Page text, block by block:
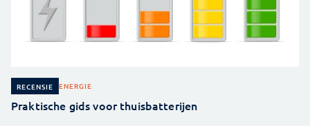
RECENSIE ENERGIE
Praktische gids voor thuisbatterijen